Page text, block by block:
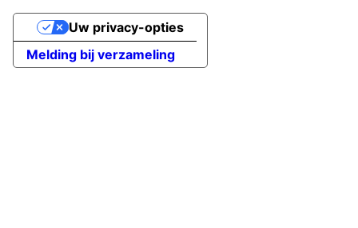
Melding bij verzameling
Uw privacy-opties